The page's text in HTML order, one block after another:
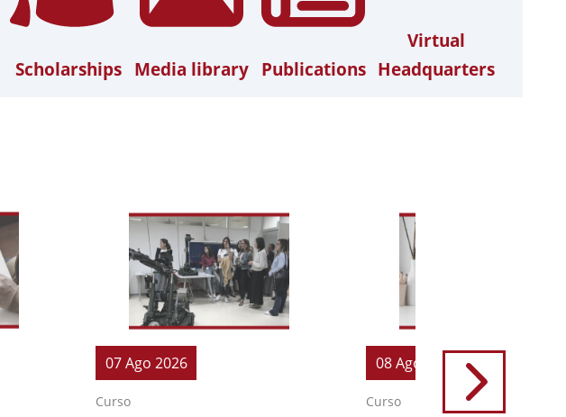
Scholarships Media library Publications
Virtual
Headquarters
07 Ago 2026
Curso
08 Ago 2026
Curso